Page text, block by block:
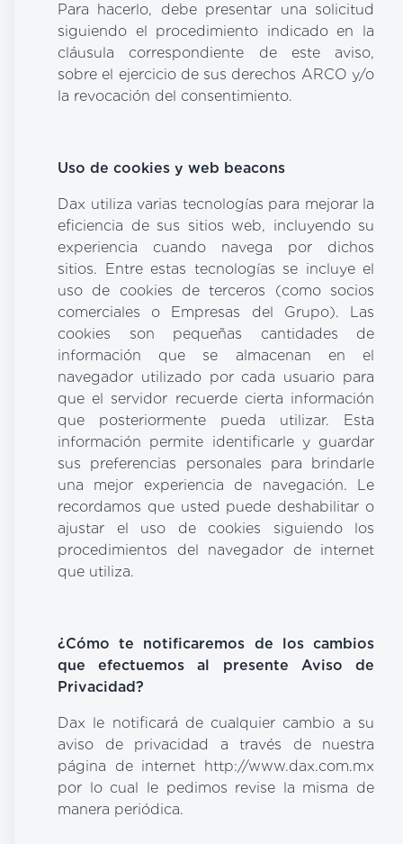
Para hacerlo, debe presentar una solicitud
siguiendo el procedimiento indicado en la
cláusula correspondiente de este aviso,
sobre el ejercicio de sus derechos ARCO y/o
la revocación del consentimiento.
Uso de cookies y web beacons
Dax utiliza varias tecnologías para mejorar la
eficiencia de sus sitios web, incluyendo su
experiencia cuando navega por dichos
sitios. Entre estas tecnologías se incluye el
uso de cookies de terceros (como socios
comerciales o Empresas del Grupo). Las
cookies son pequeñas cantidades de
información que se almacenan en el
navegador utilizado por cada usuario para
que el servidor recuerde cierta información
que posteriormente pueda utilizar. Esta
información permite identificarle y guardar
sus preferencias personales para brindarle
una mejor experiencia de navegación. Le
recordamos que usted puede deshabilitar o
ajustar el uso de cookies siguiendo los
procedimientos del navegador de internet
que utiliza.
¿Cómo te notificaremos de los cambios
que efectuemos al presente Aviso de
Privacidad?
Dax le notificará de cualquier cambio a su
aviso de privacidad a través de nuestra
página de internet http://www.dax.com.mx
por lo cual le pedimos revise la misma de
manera periódica.